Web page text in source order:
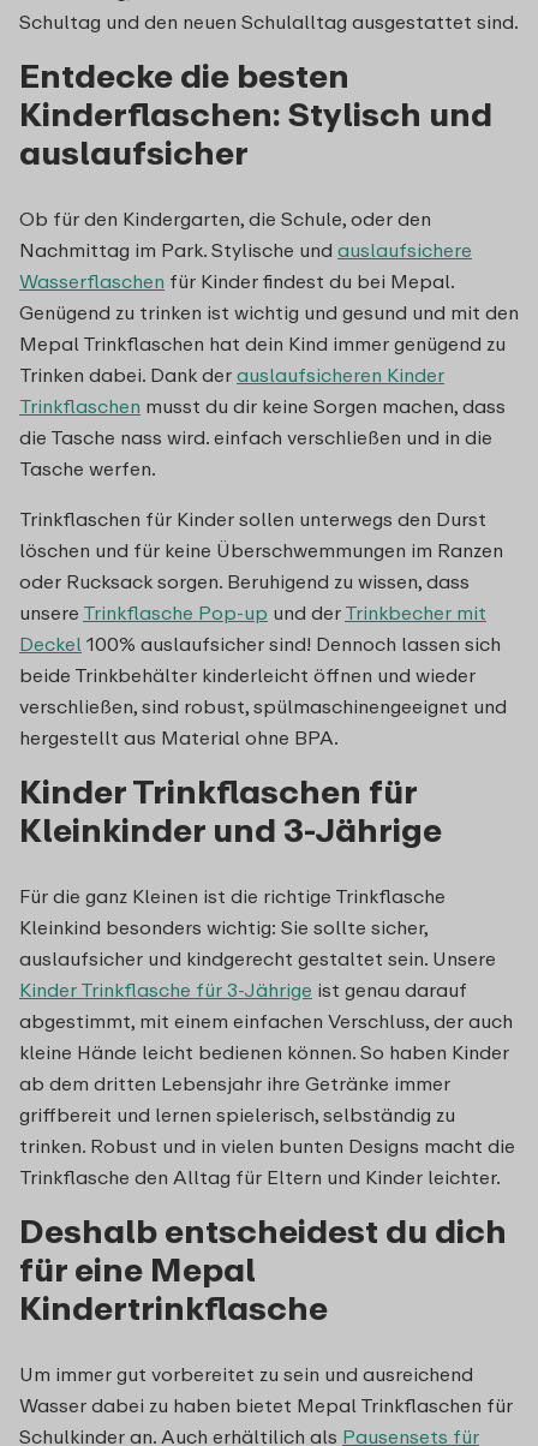
Schultag und den neuen Schulalltag ausgestattet sind.
Entdecke die besten
Kinderflaschen: Stylisch und
auslaufsicher
Ob für den Kindergarten, die Schule, oder den
Nachmittag im Park. Stylische und auslaufsichere
Wasserflaschen für Kinder findest du bei Mepal.
Genügend zu trinken ist wichtig und gesund und mit den
Mepal Trinkflaschen hat dein Kind immer genügend zu
Trinken dabei. Dank der auslaufsicheren Kinder
Trinkflaschen musst du dir keine Sorgen machen, dass
die Tasche nass wird. einfach verschließen und in die
Tasche werfen.
Trinkflaschen für Kinder sollen unterwegs den Durst
löschen und für keine Überschwemmungen im Ranzen
oder Rucksack sorgen. Beruhigend zu wissen, dass
unsere Trinkflasche Pop-up und der Trinkbecher mit
Deckel 100% auslaufsicher sind! Dennoch lassen sich
beide Trinkbehälter kinderleicht öffnen und wieder
verschließen, sind robust, spülmaschinengeeignet und
hergestellt aus Material ohne BPA.
Kinder Trinkflaschen für
Kleinkinder und 3-Jährige
Für die ganz Kleinen ist die richtige Trinkflasche
Kleinkind besonders wichtig: Sie sollte sicher,
auslaufsicher und kindgerecht gestaltet sein. Unsere
Kinder Trinkflasche für 3-Jährige ist genau darauf
abgestimmt, mit einem einfachen Verschluss, der auch
kleine Hände leicht bedienen können. So haben Kinder
ab dem dritten Lebensjahr ihre Getränke immer
griffbereit und lernen spielerisch, selbständig zu
trinken. Robust und in vielen bunten Designs macht die
Trinkflasche den Alltag für Eltern und Kinder leichter.
Deshalb entscheidest du dich
für eine Mepal
Kindertrinkflasche
Um immer gut vorbereitet zu sein und ausreichend
Wasser dabei zu haben bietet Mepal Trinkflaschen für
Schulkinder an. Auch erhältilich als Pausensets für